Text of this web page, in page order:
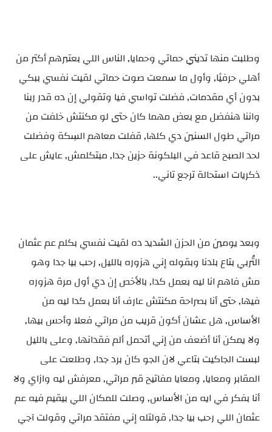
وطلبت منها تديني حماتي وحمايا, الناس اللي بعتبرهم أكتر من
أهلي حرفيًا, وأول ما سمعت صوت حماتي لقيت نفسي ببكي
بدون أي مقدمات, فضلت تواسي فيا وتقولي إن ده قدر ربنا
واننا هنفضل مع بعض مهما كان حتى لو مكنتش خلفت من
مراتي طول السنين دي كلها, قفلت معاهم السِكة وفضلت
لحد الصبح قاعد في البلكونة حزين جدا, مبتكلمش, عايش على
ذكريات استحالة ترجع تاني..
وبعد يومين من الحزن الشديد ده لقيت نفسي بكلم عم عثمان
التُربي بتاع بلدنا وبقوله إني هزوره بالليل, رحب بيا جدا وهو
مش فاهم انا ليه بعمل كدا, بالأخص إن دي أول مرة هزوره
فيها, حتى أنا بصراحة مكنتش عارف أنا بعمل كدا ليه من
الأساس, هل عشان أكون قريب من مراتي فعلا وأحس بيها,
ولا يمكن أنا أضعف من إني أتحمل ألم فقدانها, وعلى بالليل
لبست الجاكيت بتاعي لان الجو كان برد جدا, وطلعت على
المقابر ومعايا, ومعايا مفاتيح قبر مراتي, معرفش ليه وازاي ولا
أنا بفكر في ايه من الأساس, وصلت للمكان اللي بيقيم فيه عم
عثمان اللي رحب بيا جدا, قولتله إني مفتقد مراتي وقولت آجي